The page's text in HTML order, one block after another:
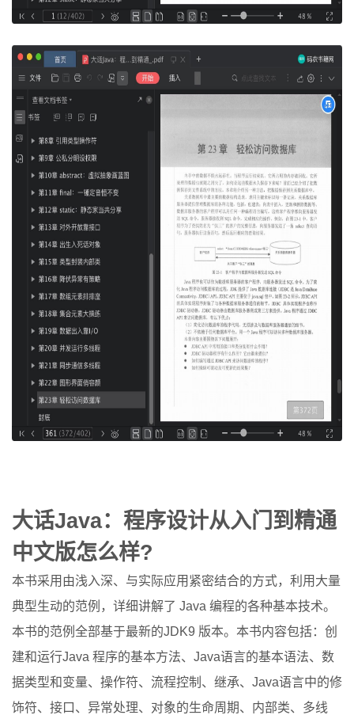
大话Java：程序设计从入门到精通
中文版怎么样?
本书采用由浅入深、与实际应用紧密结合的方式，利用大量
典型生动的范例，详细讲解了 Java 编程的各种基本技术。
本书的范例全部基于最新的JDK9 版本。本书内容包括：创
建和运行Java 程序的基本方法、Java语言的基本语法、数
据类型和变量、操作符、流程控制、继承、Java语言中的修
饰符、接口、异常处理、对象的生命周期、内部类、多线